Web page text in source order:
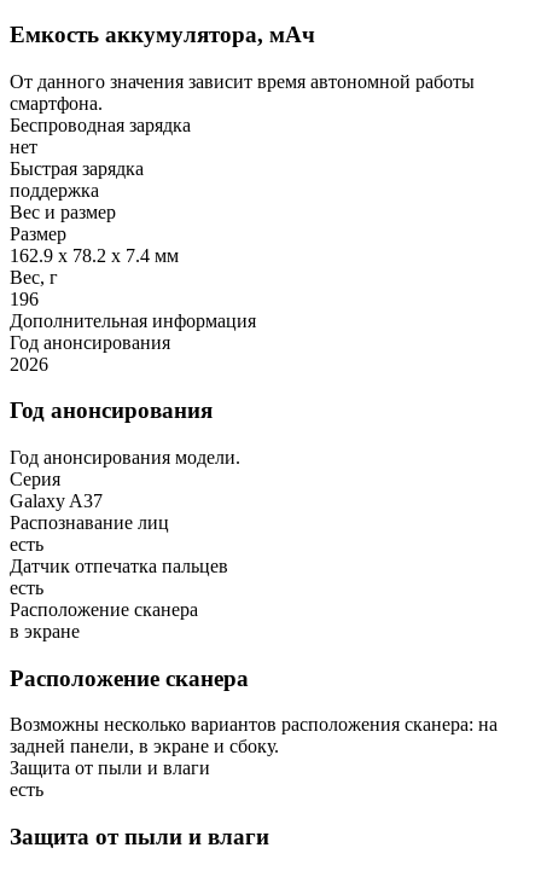
Емкость аккумулятора, мАч
От данного значения зависит время автономной работы
смартфона.
Беспроводная зарядка
нет
Быстрая зарядка
поддержка
Вес и размер
Размер
162.9 x 78.2 x 7.4 мм
Вес, г
196
Дополнительная информация
Год анонсирования
2026
Год анонсирования
Год анонсирования модели.
Серия
Galaxy A37
Распознавание лиц
есть
Датчик отпечатка пальцев
есть
Расположение сканера
в экране
Расположение сканера
Возможны несколько вариантов расположения сканера: на
задней панели, в экране и сбоку.
Защита от пыли и влаги
есть
Защита от пыли и влаги